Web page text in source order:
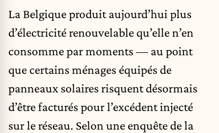
La Belgique produit aujourd’hui plus
d’électricité renouvelable qu’elle n’en
consomme par moments — au point
que certains ménages équipés de
panneaux solaires risquent désormais
d’être facturés pour l’excédent injecté
sur le réseau. Selon une enquête de la